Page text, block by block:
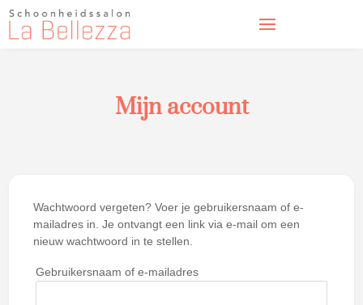
Mijn account
Wachtwoord vergeten? Voer je gebruikersnaam of e-
mailadres in. Je ontvangt een link via e-mail om een
nieuw wachtwoord in te stellen.
Gebruikersnaam of e-mailadres